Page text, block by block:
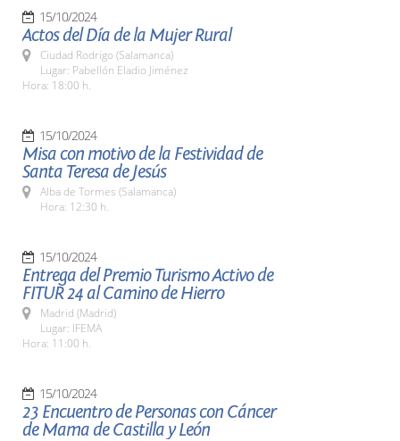
15/10/2024
Actos del Día de la Mujer Rural
Ciudad Rodrigo (Salamanca)
Lugar: Pabellón Eladio Jiménez
Hora: 18:00 h.
15/10/2024
Misa con motivo de la Festividad de
Santa Teresa de Jesús
Alba de Tormes (Salamanca)
Hora: 12:30 h.
15/10/2024
Entrega del Premio Turismo Activo de
FITUR 24 al Camino de Hierro
Madrid (Madrid)
Lugar: IFEMA
Hora: 11:00 h.
15/10/2024
23 Encuentro de Personas con Cáncer
de Mama de Castilla y León